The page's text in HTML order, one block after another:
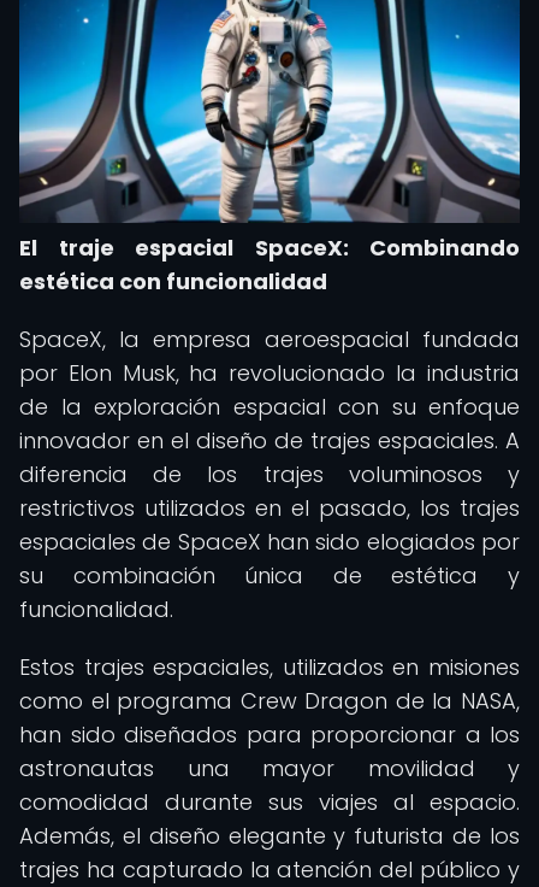
El traje espacial SpaceX: Combinando
estética con funcionalidad
SpaceX, la empresa aeroespacial fundada
por Elon Musk, ha revolucionado la industria
de la exploración espacial con su enfoque
innovador en el diseño de trajes espaciales. A
diferencia de los trajes voluminosos y
restrictivos utilizados en el pasado, los trajes
espaciales de SpaceX han sido elogiados por
su combinación única de estética y
funcionalidad.
Estos trajes espaciales, utilizados en misiones
como el programa Crew Dragon de la NASA,
han sido diseñados para proporcionar a los
astronautas una mayor movilidad y
comodidad durante sus viajes al espacio.
Además, el diseño elegante y futurista de los
trajes ha capturado la atención del público y